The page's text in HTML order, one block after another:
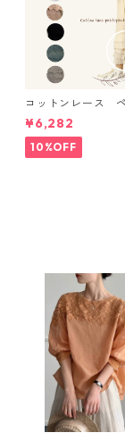
コットンレース
ツ 6 colors
¥6,282
10%OFF